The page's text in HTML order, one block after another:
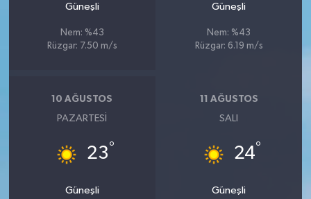
Güneşli
Nem: %43
Rüzgar: 7.50 m/s
Güneşli
Nem: %43
Rüzgar: 6.19 m/s
10 AĞUSTOS
PAZARTESI
23°
Güneşli
11 AĞUSTOS
SALI
24°
Güneşli